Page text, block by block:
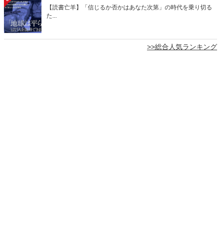
【読書亡羊】「信じるか否かはあなた次第」の時代を乗り切る
た...
>>総合人気ランキング